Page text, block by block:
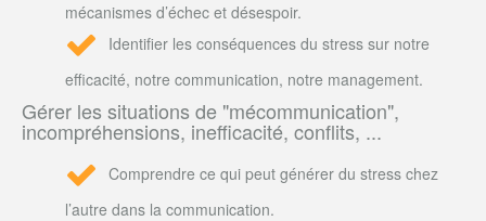
mécanismes d’échec et désespoir.
Identifier les conséquences du stress sur notre
efficacité, notre communication, notre management.
Gérer les situations de "mécommunication",
incompréhensions, inefficacité, conflits, ...
Comprendre ce qui peut générer du stress chez
l’autre dans la communication.